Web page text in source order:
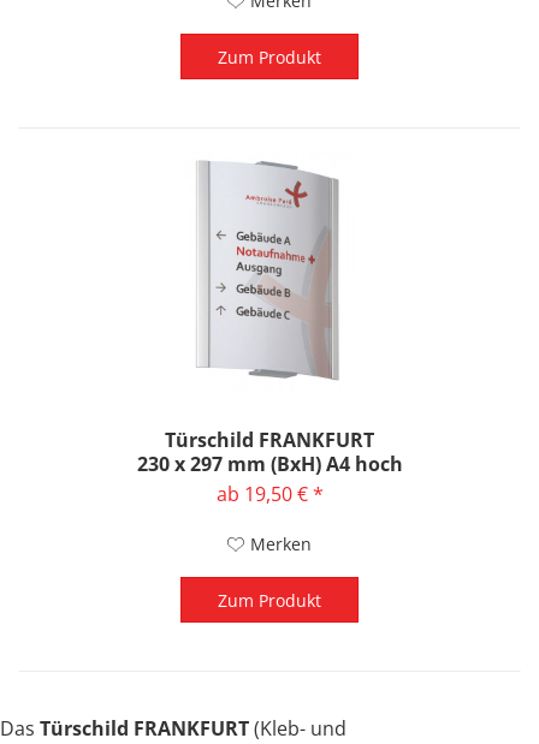
Zum Produkt
Türschild FRANKFURT
230 x 297 mm (BxH) A4 hoch
ab 19,50 € *
Merken
Zum Produkt
Das Türschild FRANKFURT(Kleb- und